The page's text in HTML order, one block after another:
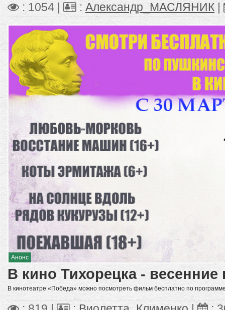
: 1054 | :Александр_МАСЛЯНИК |
Анонс
В кино Тихорецка -
В кинотеатре «Победа» можно посмотреть фильм бесплатно по